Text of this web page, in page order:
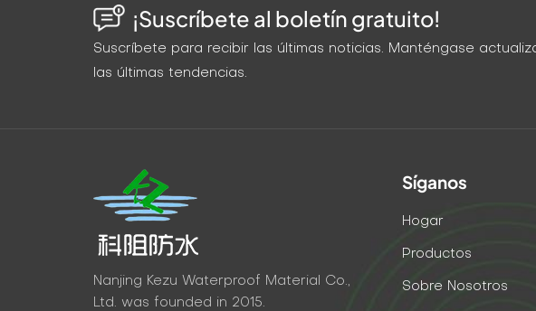
¡Suscríbete al boletín gratuito!
Suscríbete para recibir las últimas noticias. Manténgase
las últimas tendencias.
Nanjing Kezu Waterproof Material Co.,
Ltd. was founded in 2015.
Síganos
Hogar
Productos
Sobre Nosotros